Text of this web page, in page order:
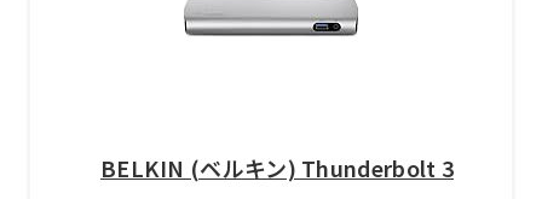
BELKIN (ベルキン) Thunderbolt 3